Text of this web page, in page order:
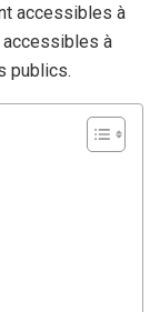
accessibles à
à
publics.